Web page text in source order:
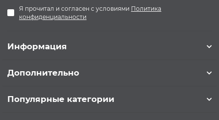
Я прочитал и согласен с условиями Политика
конфиденциальности
Информация
Дополнительно
Популярные категории